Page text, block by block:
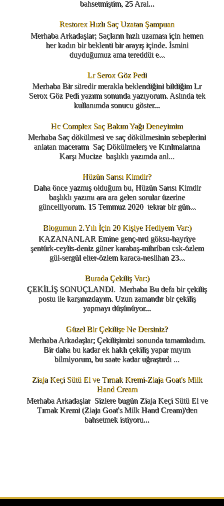
bahsetmiştim, 25 Aral...
Restorex Hızlı Saç Uzatan Şampuan
Merhaba Arkadaşlar; Saçların hızlı uzaması için hemen
her kadın bir beklenti bir arayış içinde. İsmini
duyduğumuz ama tereddüt e...
Lr Serox Göz Pedi
Merhaba Bir süredir merakla beklendiğini bildiğim Lr
Serox Göz Pedi yazımı sonunda yazıyorum. Aslında tek
kullanımda sonucu göster...
Hc Complex Saç Bakım Yağı Deneyimim
Merhaba Saç dökülmesi ve saç dökülmesinin sebeplerini
anlatan maceramı Saç Dökülmelerş ve Kırılmalarına
Karşı Mucize başlıklı yazımda anl...
Hüzün Sarısı Kimdir?
Daha önce yazmış olduğum bu, Hüzün Sarısı Kimdir
başlıklı yazımı ara ara gelen sorular üzerine
güncelliyorum. 15 Temmuz 2020 tekrar bir gün...
Blogumun 2.Yılı İçin 20 Kişiye Hediyem Var:)
KAZANANLAR Emine genç-nrd göksu-hayriye
şentürk-ceylis-deniz güner karabaş-mihriban csk-özlem
gül-sergül elter-özlem karaca-neslihan 23...
Burada Çekiliş Var:)
ÇEKİLİŞ SONUÇLANDI. Merhaba Bu defa bir çekiliş
postu ile karşınızdayım. Uzun zamandır bir çekiliş
yapmayı düşünüyor...
Güzel Bir Çekilişe Ne Dersiniz?
Merhaba Arkadaşlar; Çekilişimizi sonunda tamamladım.
Bir daha bu kadar ek haklı çekiliş yapar mıyım
bilmiyorum, bu saate kadar uğraştırdı ...
Ziaja Keçi Sütü El ve Tırnak Kremi-Ziaja Goat's Milk
Hand Cream
Merhaba Arkadaşlar Sizlere bugün Ziaja Keçi Sütü El ve
Tırnak Kremi (Ziaja Goat's Milk Hand Cream)'den
bahsetmek istiyoru...